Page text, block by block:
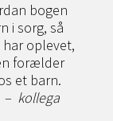
bogen
i sorg, så
oplevet,
forælder
et barn.
– kollega